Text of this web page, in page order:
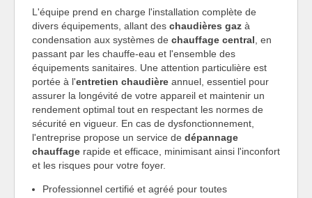
L'équipe prend en charge l'installation complète de
divers équipements, allant des chaudières gaz à
condensation aux systèmes de chauffage central , en
passant par les chauffe-eau et l'ensemble des
équipements sanitaires. Une attention particulière est
portée à l'entretien chaudière annuel, essentiel pour
assurer la longévité de votre appareil et maintenir un
rendement optimal tout en respectant les normes de
sécurité en vigueur. En cas de dysfonctionnement,
l'entreprise propose un service de dépannage
chauffage rapide et efficace, minimisant ainsi l'inconfort
et les risques pour votre foyer.
Professionnel certifié et agréé pour toutes